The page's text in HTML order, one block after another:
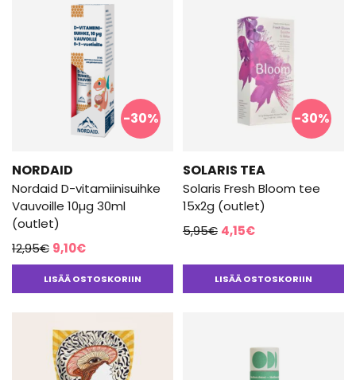
-30%
NORDAID
Nordaid D-vitamiinisuihke
Vauvoille 10µg 30ml
(outlet)
12,95€ Alkuperäinen
hinta
oli:
9,10€Nykyinen
hinta
on:
LISÄÄ OSTOSKORIIN
-30%
SOLARIS TEA
Solaris Fresh Bloom tee
15x2g (outlet)
5,95€ Alkuperäinen
oli:
5,95€.
4,15€Nykyinen
on:
4,15€.
LISÄÄ OSTOSKORIIN